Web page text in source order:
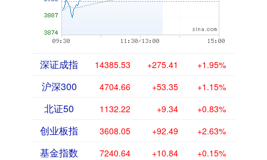
深证成指 14385.53 +275.41 +1.95%
沪深300 4704.66 +53.35 +1.15%
北证50 1132.22 +9.34 +0.83%
创业板指 3608.05 +92.49 +2.63%
基金指数 7240.64 +10.84 +0.15%